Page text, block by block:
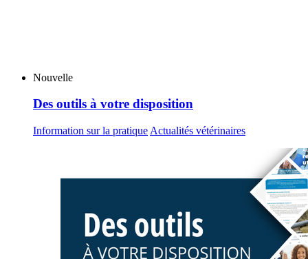
Nouvelle
Des outils à votre disposition
Information sur la pratique Actualités vétérinaires